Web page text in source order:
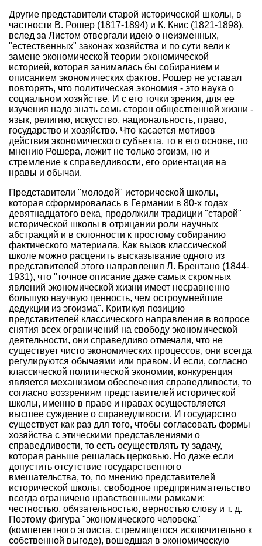
Другие представители старой исторической школы, в
частности В. Рошер (1817-1894) и К. Книс (1821-1898),
вслед за Листом отвергали идею о неизменных,
"естественных" законах хозяйства и по сути вели к
замене экономической теории экономической
историей, которая занималась бы собиранием и
описанием экономических фактов. Рошер не уставал
повторять, что политическая экономия - это наука о
социальном хозяйстве. И с его точки зрения, для ее
изучения надо знать семь сторон общественной жизни -
язык, религию, искусство, национальность, право,
государство и хозяйство. Что касается мотивов
действия экономического субъекта, то в его основе, по
мнению Рошера, лежит не только эгоизм, но и
стремление к справедливости, его ориентация на
нравы и обычаи.
Представители "молодой" исторической школы,
которая сформировалась в Германии в 80-х годах
девятнадцатого века, продолжили традиции "старой"
исторической школы в отрицании роли научных
абстракций и в склонности к простому собиранию
фактического материала. Как вызов классической
школе можно расценить высказывание одного из
представителей этого направления Л. Брентано (1844-
1931), что "точное описание даже самых скромных
явлений экономической жизни имеет несравненно
большую научную ценность, чем остроумнейшие
дедукции из эгоизма". Критикуя позицию
представителей классического направления в вопросе
снятия всех ограничений на свободу экономической
деятельности, они справедливо отмечали, что не
существует чисто экономических процессов, они всегда
регулируются обычаями или правом. И если, согласно
классической политической экономии, конкуренция
является механизмом обеспечения справедливости, то
согласно воззрениям представителей исторической
школы, именно в праве и нравах осуществляется
высшее суждение о справедливости. И государство
существует как раз для того, чтобы согласовать формы
хозяйства с этическими представлениями о
справедливости, то есть осуществлять ту задачу,
которая раньше решалась церковью. Но даже если
допустить отсутствие государственного
вмешательства, то, по мнению представителей
исторической школы, свободное предпринимательство
всегда ограничено нравственными рамками:
честностью, обязательностью, верностью слову и т. д.
Поэтому фигура "экономического человека"
(компетентного эгоиста, стремящегося исключительно к
собственной выгоде), вошедшая в экономическую